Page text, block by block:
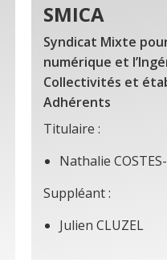
SMICA
Syndicat Mixte
numérique et
Collectivités et
Adhérents
Titulaire :
Nathalie
Suppléant :
Julien CLUZEL